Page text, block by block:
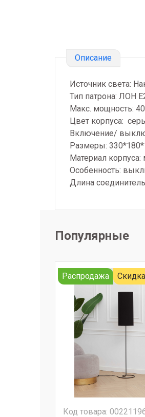
Описание
Источник света:
Тип патрона: ЛОН
Макс. мощность:
Цвет корпуса:
Включение/
Размеры:
Материал корпуса:
Особенность:
Длина
Популярные
Распродажа
Код товара: